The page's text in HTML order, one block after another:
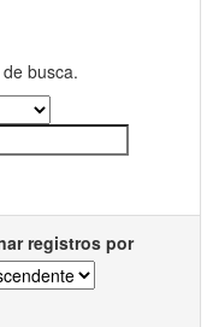
busca.
registros por